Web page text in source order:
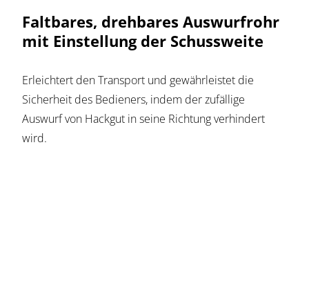
Faltbares, drehbares Auswurfrohr
mit Einstellung der Schussweite
Erleichtert den Transport und gewährleistet die
Sicherheit des Bedieners, indem der zufällige
Auswurf von Hackgut in seine Richtung verhindert
wird.